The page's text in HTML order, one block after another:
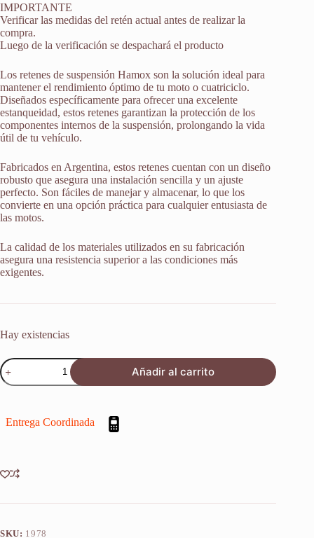
IMPORTANTE
Verificar las medidas del retén actual antes de realizar la
compra.
Luego de la verificación se despachará el producto
Los retenes de suspensión Hamox son la solución ideal para
mantener el rendimiento óptimo de tu moto o cuatriciclo.
Diseñados específicamente para ofrecer una excelente
estanqueidad, estos retenes garantizan la protección de los
componentes internos de la suspensión, prolongando la vida
útil de tu vehículo.
Fabricados en Argentina, estos retenes cuentan con un diseño
robusto que asegura una instalación sencilla y un ajuste
perfecto. Son fáciles de manejar y almacenar, lo que los
convierte en una opción práctica para cualquier entusiasta de
las motos.
La calidad de los materiales utilizados en su fabricación
asegura una resistencia superior a las condiciones más
exigentes.
Hay existencias
Retenes
Suspension
Ducati
1990-
Añadir al carrito
Entrega Coordinada
SKU: 1978